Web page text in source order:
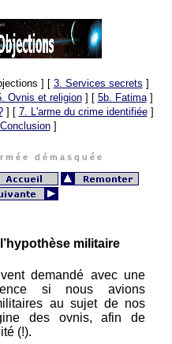
] [ 3. Services secrets ]
Ovnis et religion] [ 5b. Fatima]
] [ 7. L'arme du crime identifiée]
]
é e d é m a s q u é e
militaire
demandé avec une
si nous avions
au sujet de nos
des ovnis, afin de
(!).